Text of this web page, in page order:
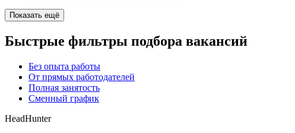
Показать ещё
Быстрые фильтры подбора вакансий
Без опыта работы
От прямых работодателей
Полная занятость
Сменный график
HeadHunter